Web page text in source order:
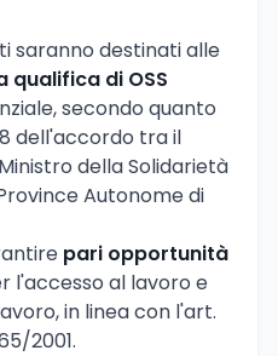
saranno destinati alle
qualifica di OSS
secondo quanto
dell'accordo tra il
della Solidarietà
Autonome di
pari opportunità
l'accesso al lavoro e
in linea con l'art.
2001.